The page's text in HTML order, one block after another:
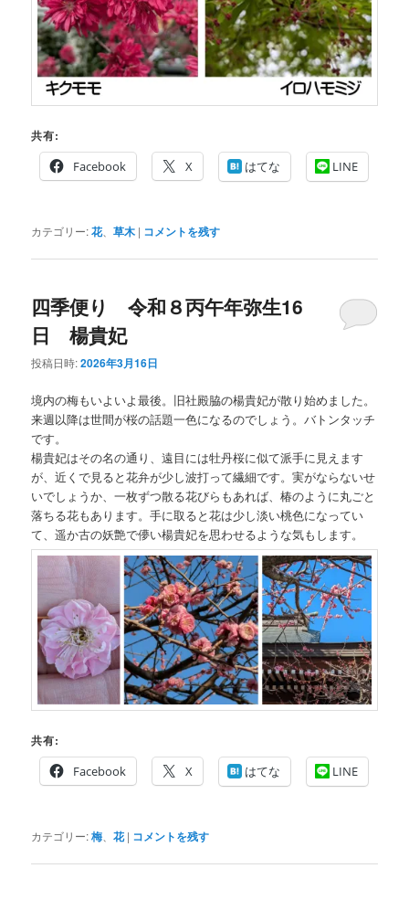
共有:
Facebook
X はてな LINE
カテゴリー:花、草木 | コメントを残す
四季便り 令和８丙午年弥生16
日 楊貴妃
投稿日時:2026年3月16日
境内の梅もいよいよ最後。旧社殿脇の楊貴妃が散り始めました。
来週以降は世間が桜の話題一色になるのでしょう。バトンタッチ
です。
楊貴妃はその名の通り、遠目には牡丹桜に似て派手に見えます
が、近くで見ると花弁が少し波打って繊細です。実がならないせ
いでしょうか、一枚ずつ散る花びらもあれば、椿のように丸ごと
落ちる花もあります。手に取ると花は少し淡い桃色になってい
て、遥か古の妖艶で儚い楊貴妃を思わせるような気もします。
共有:
Facebook
X はてな LINE
カテゴリー:梅 、花 | コメントを残す